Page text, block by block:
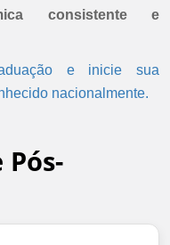
consistente e
e inicie sua
nacionalmente.
Pós-